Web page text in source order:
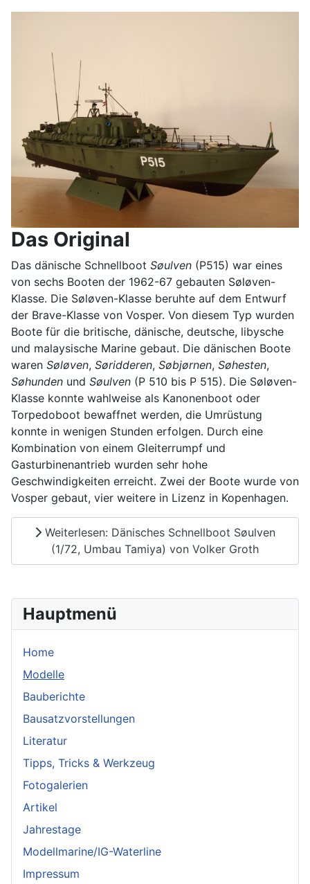
Hauptmenü
Home
Modelle
Bauberichte
Bausatzvorstellungen
Literatur
Tipps, Tricks & Werkzeug
Fotogalerien
Artikel
Jahrestage
Modellmarine/IG-Waterline
Impressum
Das Original
Das dänische Schnellboot Søulven (P515) war eines
von sechs Booten der 1962-67 gebauten Søløven-
Klasse. Die Søløven-Klasse beruhte auf dem Entwurf
der Brave-Klasse von Vosper. Von diesem Typ wurden
Boote für die britische, dänische, deutsche, libysche
und malaysische Marine gebaut. Die dänischen Boote
waren Søløven, Søridderen, Søbjørnen, Søhesten,
Søhunden und Søulven (P 510 bis P 515). Die Søløven-
Klasse konnte wahlweise als Kanonenboot oder
Torpedoboot bewaffnet werden, die Umrüstung
konnte in wenigen Stunden erfolgen. Durch eine
Kombination von einem Gleiterrumpf und
Gasturbinenantrieb wurden sehr hohe
Geschwindigkeiten erreicht. Zwei der Boote wurde von
Vosper gebaut, vier weitere in Lizenz in Kopenhagen.
Weiterlesen: Dänisches Schnellboot Søulven
(1/72, Umbau Tamiya) von Volker Groth